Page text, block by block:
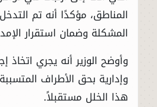
المناطق، مؤكدًا أنه تم
المشكلة وضمان استقرار
وأوضح الوزير أنه يجري اتخاذ
وإدارية بحق الأطراف
هذا الخلل مستقبلاً.